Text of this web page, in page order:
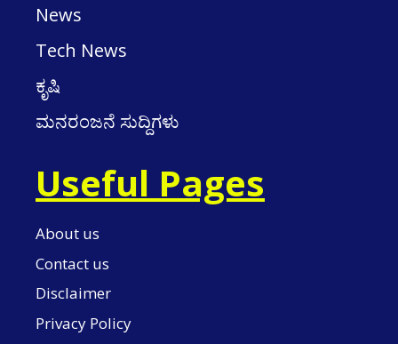
News
Tech News
ಕೃಷಿ
ಮನರಂಜನೆ ಸುದ್ದಿಗಳು
Useful Pages
About us
Contact us
Disclaimer
Privacy Policy